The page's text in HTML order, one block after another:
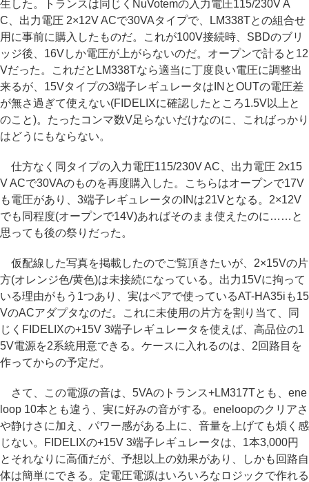
生した。トランスは同じくNuVotemの入力電圧115/230V A
C、出力電圧 2×12V ACで30VAタイプで、LM338Tとの組合せ
用に事前に購入したものだ。これが100V接続時、SBDのブリ
ッジ後、16Vしか電圧が上がらないのだ。オープンで計ると12
Vだった。これだとLM338Tなら適当に丁度良い電圧に調整出
来るが、15Vタイプの3端子レギュレータはINとOUTの電圧差
が無さ過ぎて使えない(FIDELIXに確認したところ1.5V以上と
のこと)。たったコンマ数V足らないだけなのに、こればっかり
はどうにもならない。
仕方なく同タイプの入力電圧115/230V AC、出力電圧 2x15
V ACで30VAのものを再度購入した。こちらはオープンで17V
も電圧があり、3端子レギュレータのINは21Vとなる。2×12V
でも同程度(オープンで14V)あればそのまま使えたのに……と
思っても後の祭りだった。
仮配線した写真を掲載したのでご覧頂きたいが、2×15Vの片
方(オレンジ色/黄色)は未接続になっている。出力15Vに拘って
いる理由がもう1つあり、実はペアで使っているAT-HA35iも15
VのACアダプタなのだ。これに未使用の片方を割り当て、同
じくFIDELIXの+15V 3端子レギュレータを使えば、高品位の1
5V電源を2系統用意できる。ケースに入れるのは、2回路目を
作ってからの予定だ。
さて、この電源の音は、5VAのトランス+LM317Tとも、ene
loop 10本とも違う、実に好みの音がする。eneloopのクリアさ
や静けさに加え、パワー感がある上に、音量を上げても煩く感
じない。FIDELIXの+15V 3端子レギュレータは、1本3,000円
とそれなりに高価だが、予想以上の効果があり、しかも回路自
体は簡単にできる。定電圧電源はいろいろなロジックで作れる